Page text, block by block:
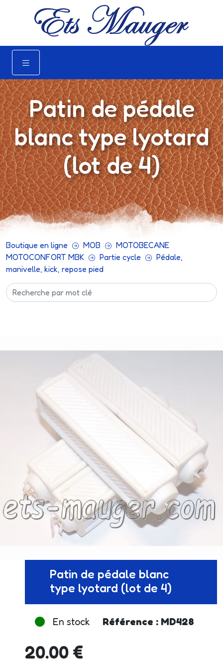
Patin de pédale
blanc type lyotard
(lot de 4)
Boutique en ligne MOB
MOTOBECANE
MOTOCONFORT MBK
Partie cycle
Pédale,
manivelle, kick, repose pied
Patin de pédale blanc
type lyotard (lot de 4)
En stock Référence : MD428
20.00 €